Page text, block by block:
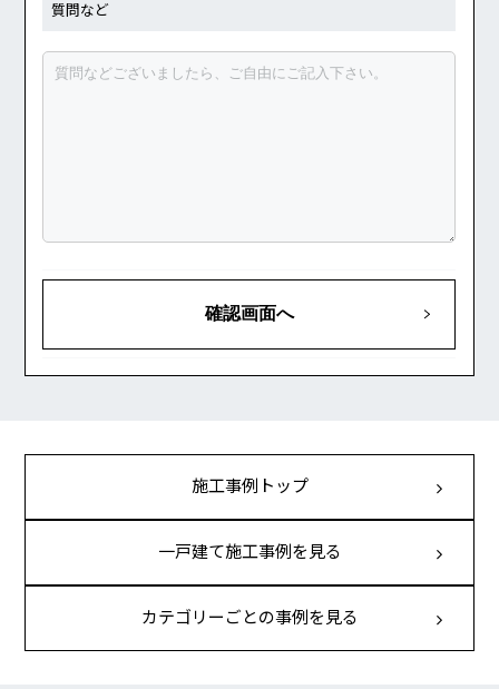
質問など
施工事例トップ
一戸建て施工事例を見る
カテゴリーごとの事例を見る